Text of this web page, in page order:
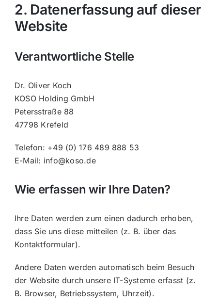
2. Datenerfassung auf dieser
Website
Verantwortliche Stelle
Dr. Oliver Koch
KOSO Holding GmbH
Petersstraße 88
47798 Krefeld
Telefon: +49 (0) 176 489 888 53
E-Mail: info@koso.de
Wie erfassen wir Ihre Daten?
Ihre Daten werden zum einen dadurch erhoben,
dass Sie uns diese mitteilen (z. B. über das
Kontaktformular).
Andere Daten werden automatisch beim Besuch
der Website durch unsere IT-Systeme erfasst (z.
B. Browser, Betriebssystem, Uhrzeit).